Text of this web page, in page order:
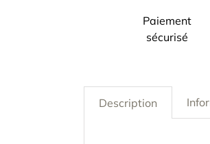
Paiement
sécurisé
Description